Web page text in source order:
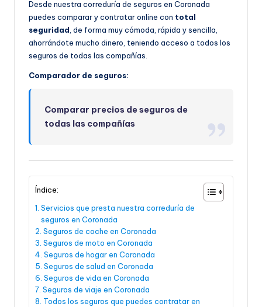
Desde nuestra correduría de seguros en Coronada
puedes comparar y contratar online con total
seguridad, de forma muy cómoda, rápida y sencilla,
ahorrándote mucho dinero, teniendo acceso a todos los
seguros de todas las compañías.
Comparador de seguros:
Comparar precios de seguros de
todas las compañías
Índice:
Servicios que presta nuestra correduría de
seguros en Coronada
Seguros de coche en Coronada
Seguros de moto en Coronada
Seguros de hogar en Coronada
Seguros de salud en Coronada
Seguros de vida en Coronada
Seguros de viaje en Coronada
Todos los seguros que puedes contratar en